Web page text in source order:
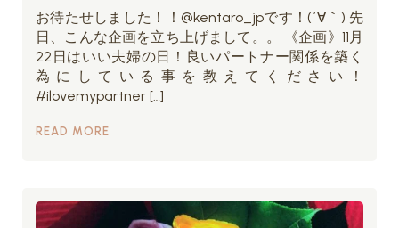
お待たせしました！！@kentaro_jpです！(´∀｀) 先
日、こんな企画を立ち上げまして。。 《企画》11月
22日はいい夫婦の日！良いパートナー関係を築く
為にしている事を教えてください！
#ilovemypartner […]
READ MORE